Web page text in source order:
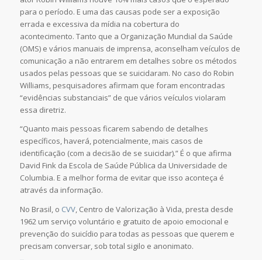
para o período. E uma das causas pode ser a exposição
errada e excessiva da mídia na cobertura do
acontecimento. Tanto que a Organização Mundial da Saúde
(OMS) e vários manuais de imprensa, aconselham veículos de
comunicação a não entrarem em detalhes sobre os métodos
usados pelas pessoas que se suicidaram. No caso do Robin
Williams, pesquisadores afirmam que foram encontradas
“evidências substanciais” de que vários veículos violaram
essa diretriz.
“Quanto mais pessoas ficarem sabendo de detalhes
específicos, haverá, potencialmente, mais casos de
identificação (com a decisão de se suicidar).” É o que afirma
David Fink da Escola de Saúde Pública da Universidade de
Columbia. E a melhor forma de evitar que isso aconteça é
através da informação.
No Brasil, o CVV, Centro de Valorização à Vida, presta desde
1962 um serviço voluntário e gratuito de apoio emocional e
prevenção do suicídio para todas as pessoas que querem e
precisam conversar, sob total sigilo e anonimato.